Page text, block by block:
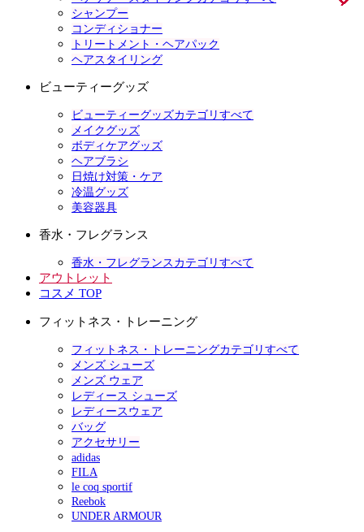
シャンプー
コンディショナー
トリートメント・ヘアパック
ヘアスタイリング
ビューティーグッズ
ビューティーグッズカテゴリすべて
メイクグッズ
ボディケアグッズ
ヘアブラシ
日焼け対策・ケア
冷温グッズ
美容器具
香水・フレグランス
香水・フレグランスカテゴリすべて
アウトレット
コスメ TOP
フィットネス・トレーニング
フィットネス・トレーニングカテゴリすべて
メンズ シューズ
メンズ ウェア
レディース シューズ
レディースウェア
バッグ
アクセサリー
adidas
FILA
le coq sportif
Reebok
UNDER ARMOUR